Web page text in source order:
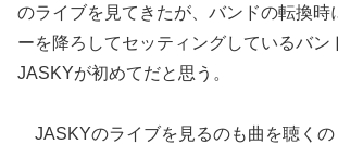
のライブを見てきたが、バンドの転換時
ーを降ろしてセッティングしているバン
JASKYが初めてだと思う。
JASKYのライブを見るのも曲を聴くの